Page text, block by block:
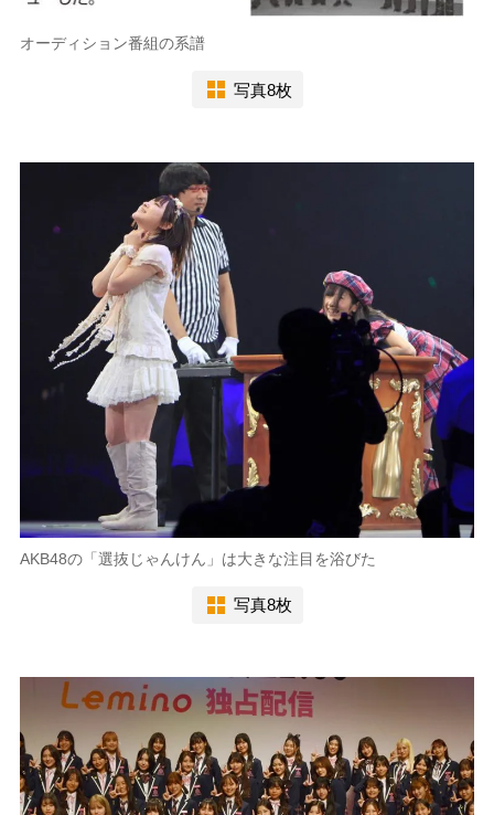
オーディション番組の系譜
写真8枚
AKB48の「選抜じゃんけん」は大きな注目を浴びた
写真8枚